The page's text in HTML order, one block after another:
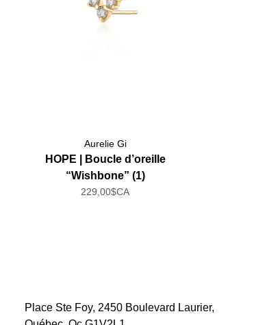
Aurelie Gi
HOPE | Boucle d’oreille
“Wishbone” (1)
229,00$CA
Place Ste Foy, 2450 Boulevard Laurier,